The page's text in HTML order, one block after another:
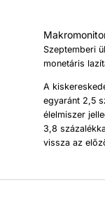
Szeptemberi
monetáris
A
egyaránt 2,5
élelmiszer
3,8
vissza az